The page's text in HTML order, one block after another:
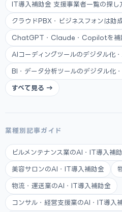
IT導入補助金 支援事業者一覧の探し
クラウドPBX・ビジネスフォンは助
ChatGPT・Claude・Copilotを補
AIコーディングツールのデジタル化
BI・データ分析ツールのデジタル化
すべて見る →
業種別記事ガイド
ビルメンテナンス業のAI・IT導入補
美容サロンのAI・IT導入補助金
物流・運送業のAI・IT導入補助金
コンサル・経営支援業のAI・IT導入